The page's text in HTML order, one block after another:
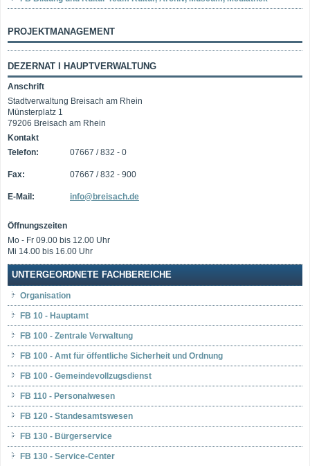
PROJEKTMANAGEMENT
DEZERNAT I HAUPTVERWALTUNG
Anschrift
Stadtverwaltung Breisach am Rhein
Münsterplatz 1
79206 Breisach am Rhein
Kontakt
Telefon:
07667 / 832 - 0
Fax: 07667 / 832 - 900
E-Mail: info@breisach.de
Öffnungszeiten
Mo - Fr 09.00 bis 12.00 Uhr
Mi 14.00 bis 16.00 Uhr
UNTERGEORDNETE FACHBEREICHE
Organisation
FB 10 - Hauptamt
FB 100 - Zentrale Verwaltung
FB 100 - Amt für öffentliche Sicherheit und Ordnung
FB 100 - Gemeindevollzugsdienst
FB 110 - Personalwesen
FB 120 - Standesamtswesen
FB 130 - Bürgerservice
FB 130 - Service-Center